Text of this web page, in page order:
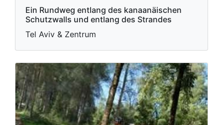
Ein Rundweg entlang des kanaanäischen
Schutzwalls und entlang des Strandes
Tel Aviv & Zentrum